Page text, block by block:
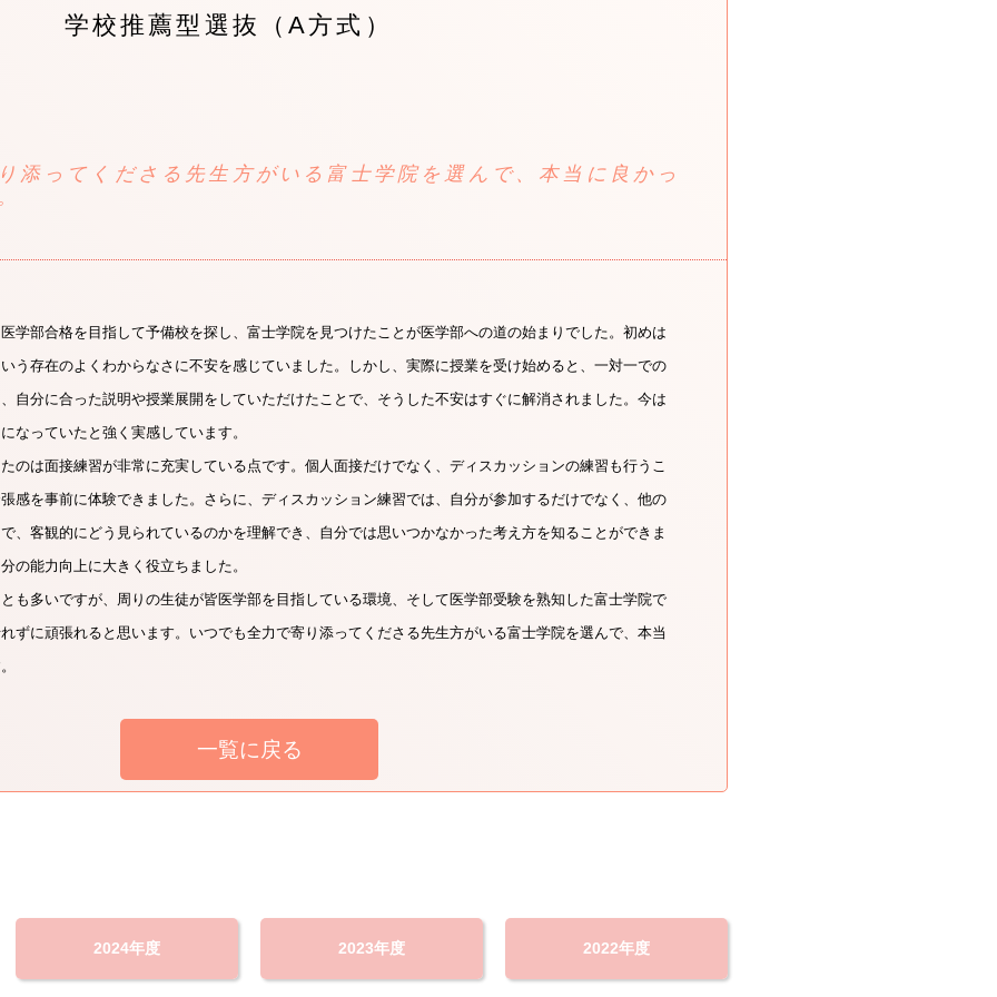
学校推薦型選抜（A方式）
添ってくださる先生方がいる富士学院を選んで、本当に良かっ
学部合格を目指して予備校を探し、富士学院を見つけたことが医学部への道の始まりでした。初めは
う存在のよくわからなさに不安を感じていました。しかし、実際に授業を受け始めると、一対一での
自分に合った説明や授業展開をしていただけたことで、そうした不安はすぐに解消されました。今は
なっていたと強く実感しています。
のは面接練習が非常に充実している点です。個人面接だけでなく、ディスカッションの練習も行うこ
感を事前に体験できました。さらに、ディスカッション練習では、自分が参加するだけでなく、他の
、客観的にどう見られているのかを理解でき、自分では思いつかなかった考え方を知ることができま
の能力向上に大きく役立ちました。
も多いですが、周りの生徒が皆医学部を目指している環境、そして医学部受験を熟知した富士学院で
ずに頑張れると思います。いつでも全力で寄り添ってくださる先生方がいる富士学院を選んで、本当
一覧に戻る
2024年度 2023年度 2022年度